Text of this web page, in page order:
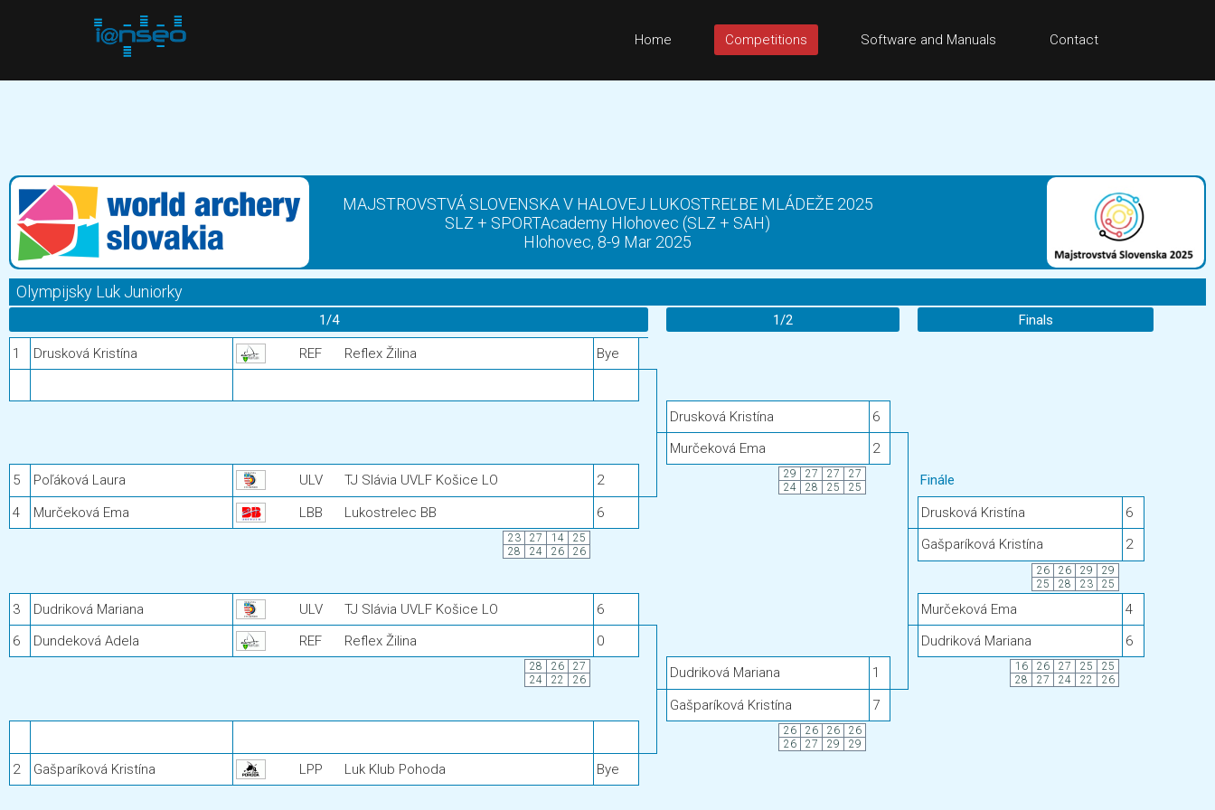
Home Competitions Software and Manuals Contact
MAJSTROVSTVÁ SLOVENSKA V HALOVEJ LUKOSTREĽBE MLÁDEŽE 2025
SLZ + SPORTAcademy Hlohovec (SLZ + SAH)
Hlohovec, 8-9 Mar 2025
Olympijsky Luk Juniorky
1/4 1/2 Finals
1 Drusková Kristína REF Reflex Žilina Bye
Drusková Kristína
6
Murčeková Ema
2
5
Poľáková Laura ULV TJ Slávia UVLF Košice LO 2 29 27 27
27
24
28 25 25
Finále
4
Murčeková Ema LBB Lukostrelec BB 6 Drusková Kristína 6
23 27 14
25
28
24 26 26 Gašparíková Kristína 2
26 26 29
29
25
28 23 25
3 Dudriková Mariana ULV TJ Slávia UVLF Košice LO 6 Murčeková Ema
4
6
Dundeková Adela REF Reflex Žilina 0 Dudriková Mariana 6
28 26
27
24
22 26 Dudriková Mariana 1 16 26 27 25
25
28
27 24 22 26
Gašparíková Kristína 7
26 26 26
26
26
27 29 29
2 Gašparíková Kristína LPP Luk Klub Pohoda Bye